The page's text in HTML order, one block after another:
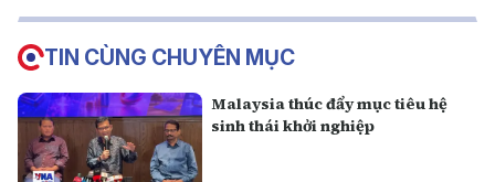
TIN CÙNG CHUYÊN MỤC
Malaysia thúc đẩy mục tiêu hệ
sinh thái khởi nghiệp